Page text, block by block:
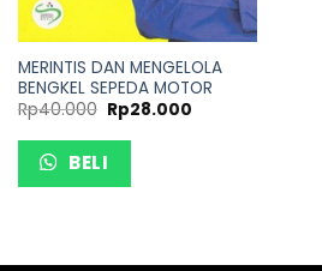
MERINTIS DAN MENGELOLA
BENGKEL SEPEDA MOTOR
Rp40.000 Rp28.000
BELI